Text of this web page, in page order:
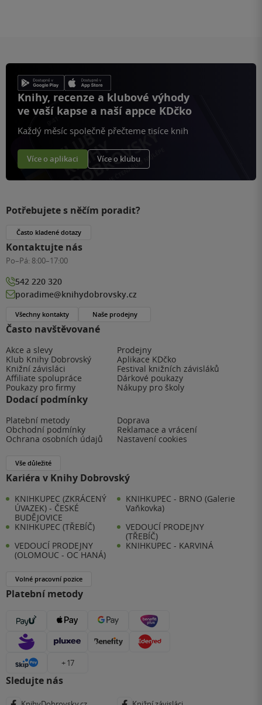
Knihy, recenze a klubové výhody
ve vaší kapse a naší appce KDčko
Každý měsíc společně přečteme tisíce knih
Více o aplikaci Více o klubu
Často navštěvované
Akce a slevy
Prodejny
Klub Knihy Dobrovský
Aplikace KDčko
Knižní závisláci
Festival knižních závisláků
Affiliate spolupráce
Dárkové poukazy
Poukazy pro firmy
Nákupy pro školy
Dodací podmínky
Platební metody
Doprava
Obchodní podmínky
Reklamace a vrácení
Ochrana osobních údajů
Nastavení cookies
Vše důležité
Kariéra v Knihy Dobrovský
KNIHKUPEC (ZKRÁCENÝ
ÚVAZEK) - ČESKÉ
BUDĚJOVICE
KNIHKUPEC - BRNO (Galerie
Vaňkovka)
KNIHKUPEC (TŘEBÍČ)
VEDOUCÍ PRODEJNY
(TŘEBÍČ)
VEDOUCÍ PRODEJNY
(OLOMOUC - OC HANÁ)
KNIHKUPEC - KARVINÁ
Volné pracovní pozice
Platební metody
+ 17
Sledujte nás
Potřebujete s něčím poradit?
Často kladené dotazy
Kontaktujte nás
Po–Pá: 8:00–17:00
542 220 320
poradime@knihydobrovsky.cz
Všechny kontakty Naše prodejny